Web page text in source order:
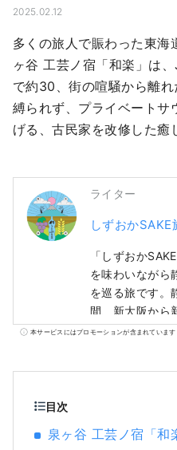
2025.02.12
多くの旅人で賑わった東海
ヶ谷 工芸ノ宿「和楽」は
で約30、街の喧騒から離
縛られず、プライベートサ
げる、古民家を改修した癒
ライター
しずおかSAKE
「しずおか
を味わいながら
を巡る旅です。
間、新大阪から
港から乗り換え
本サービスにはプロモーションが含まれています
目次
泉ヶ谷 工芸ノ宿「和